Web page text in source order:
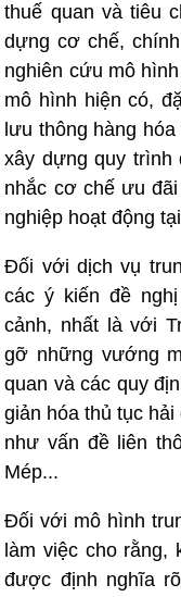
thuế quan và tiêu
dựng cơ chế,
nghiên cứu mô
mô hình hiện có,
lưu thông hàng
xây dựng quy trình
nhắc cơ chế ưu
nghiệp hoạt động
Đối với dịch vụ
các ý kiến đề
cảnh, nhất là với
gỡ những vướng
quan và các quy
giản hóa thủ tục
như vấn đề liên
Mép...
Đối với mô hình
làm việc cho rằng,
được định nghĩa